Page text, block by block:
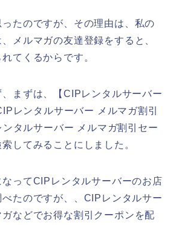
たのですが、その理由は、私の
メルマガの友達登録をすると、
てくるからです。
まずは、【CIPレンタルサーバー
レンタルサーバー メルマガ割引
タルサーバー メルマガ割引セー
してみることにしました。
ってCIPレンタルサーバーのお店
たのですが、、CIPレンタルサー
などでお得な割引クーポンを配